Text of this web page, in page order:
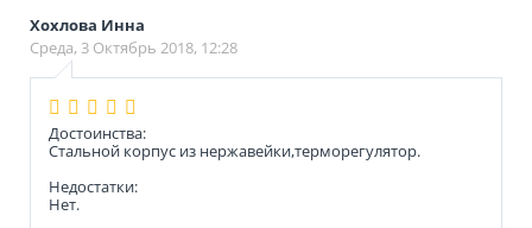
Хохлова Инна
Среда, 3 Октябрь 2018, 12:28
Достоинства:
Стальной корпус из нержавейки,терморегулятор.
Недостатки:
Нет.